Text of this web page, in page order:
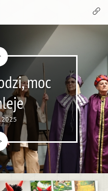
moc